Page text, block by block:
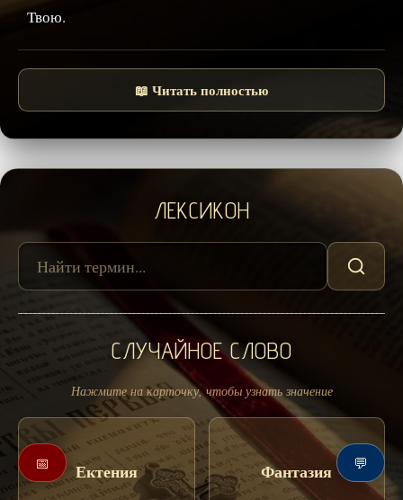
Твою.
📖 Читать полностью
ЛЕКСИКОН
СЛУЧАЙНОЕ СЛОВО
Нажмите на карточку, чтобы узнать значение
Ектения Фантазия
📅 💬